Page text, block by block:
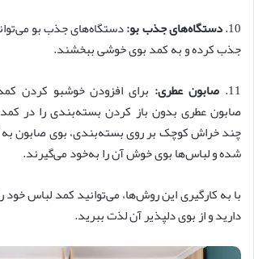
10. دستگاه‌های جذب بو:دستگاه‌های جذب بو
جذب کرده و به کمد بوی خوشی ببخشند.
11. صابون عطری: برای افزودن خوشبو کردن
صابون عطری بدون باز کردن بسته‌بندی را در کمد
چند خراش کوچک بر روی بسته‌بندی، بوی صابون به
شده و لباس‌ها بوی خوش آن را به‌خود می‌گیرند.
با به کارگیری این روش‌ها، می‌توانید کمد لباس
دارید و از بوی دلپذیر آن لذت ببرید.